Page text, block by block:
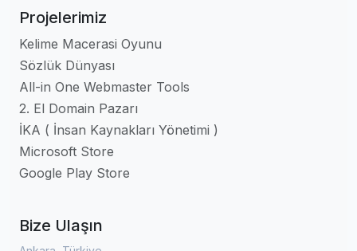
Projelerimiz
Kelime Macerasi Oyunu
Sözlük Dünyası
All-in One Webmaster Tools
2. El Domain Pazarı
İKA ( İnsan Kaynakları Yönetimi )
Microsoft Store
Google Play Store
Bize Ulaşın